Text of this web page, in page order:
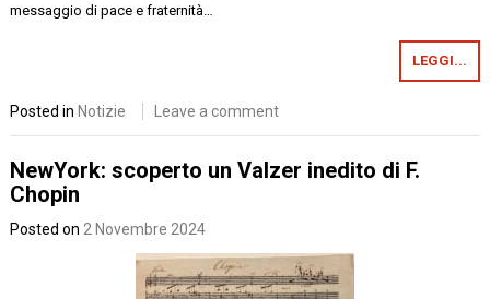
messaggio di pace e fraternità…
LEGGI...
Posted in Notizie Leave a comment
NewYork: scoperto un Valzer inedito di F.
Chopin
Posted on 2 Novembre 2024